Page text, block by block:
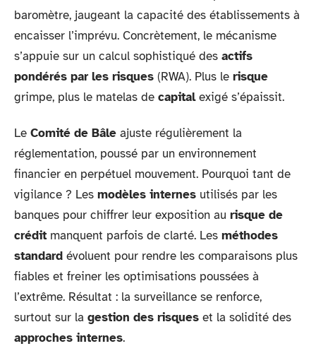
baromètre, jaugeant la capacité des établissements à
encaisser l’imprévu. Concrètement, le mécanisme
s’appuie sur un calcul sophistiqué des actifs
pondérés par les risques (RWA). Plus le risque
grimpe, plus le matelas de capitalexigé s’épaissit.
Le Comité de Bâle ajuste régulièrement la
réglementation, poussé par un environnement
financier en perpétuel mouvement. Pourquoi tant de
vigilance ? Les modèles internes utilisés par les
banques pour chiffrer leur exposition au risque de
crédit manquent parfois de clarté. Les méthodes
standard évoluent pour rendre les comparaisons plus
fiables et freiner les optimisations poussées à
l’extrême. Résultat : la surveillance se renforce,
surtout sur la gestion des risques et la solidité des
approches internes.